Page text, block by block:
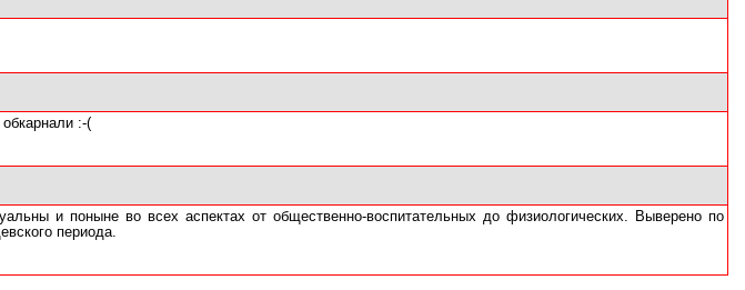
:-(
и поныне во всех аспектах от общественно-воспитательных до физиологических. Выверено по
периода.